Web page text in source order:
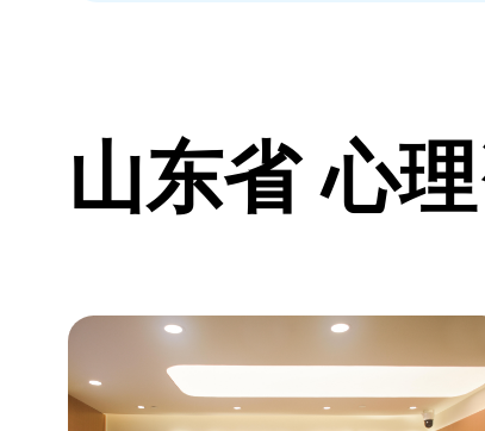
山东省 心